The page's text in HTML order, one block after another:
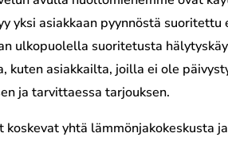
yksi asiakkaan pyynnöstä
ulkopuolella suoritetusta
kuten asiakkailta, joilla ei ole
ja tarvittaessa tarjouksen.
koskevat yhtä